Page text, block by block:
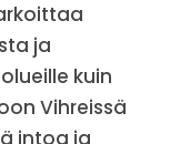
ja
kuin
Vihreissä
intoa ja